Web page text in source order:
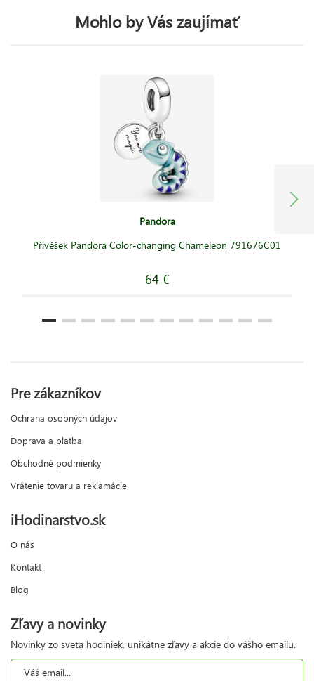
Mohlo by Vás zaujímať
Pandora
Přívěšek Pandora Color-changing Chameleon 791676C01
64 €
Pre zákazníkov
Ochrana osobných údajov
Doprava a platba
Obchodné podmienky
Vrátenie tovaru a reklamácie
iHodinarstvo.sk
O nás
Kontakt
Blog
Zľavy a novinky
Novinky zo sveta hodiniek, unikátne zľavy a akcie do vášho emailu.